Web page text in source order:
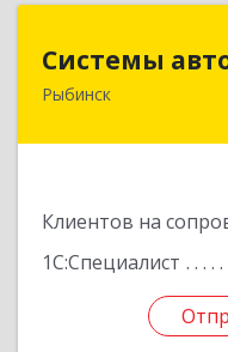
Системы
Рыбинск
Клиентов на
1С:Специалист
152934,